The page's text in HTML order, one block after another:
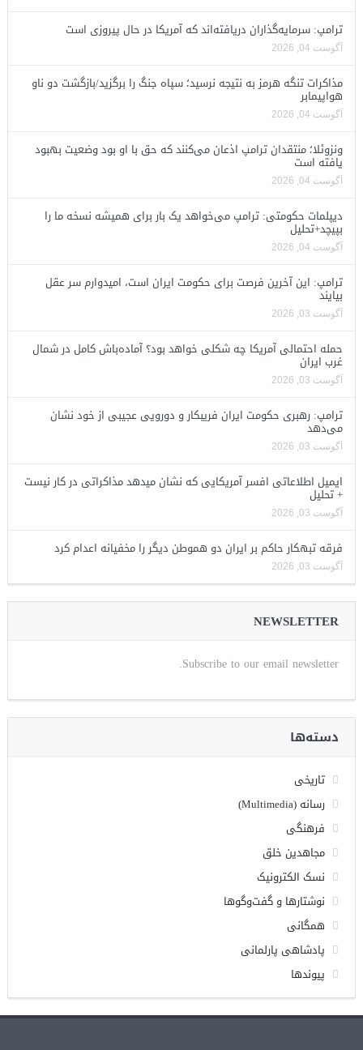
ترامپ: سرمایه‌گذاران دریافته‌اند که آمریکا در حال پیروزی است
آگوست 04, 2026
مذاکرات تنگه هرمز به نتیجه نرسید؛ سپاه جنگ را برگزید/بازگشت دو ناو
هواپیمابر
آگوست 04, 2026
ونزوئلا؛ منتقدان ترامپ اذعان می‌کنند که حق با او بود وضعیت بهبود
یافته است
آگوست 04, 2026
دیپلمات حکومتی: ترامپ می‌خواهد یک بار برای همیشه نسخه ما را
بپیچد+تحلیل
آگوست 04, 2026
ترامپ: این آخرین فرصت برای حکومت ایران است، امیدوارم سر عقل
بیایند
آگوست 03, 2026
حمله احتمالی آمریکا چه شکلی خواهد بود؟ آماده‌باش کامل در شمال
غرب ایران
آگوست 03, 2026
ترامپ: رهبری حکومت ایران فریبکار و دورویی عجیبی از خود نشان
می‌دهد
آگوست 03, 2026
ایمیل اطلاعاتی افسر آمریکایی که نشان میدهد مذاکراتی در کار نیست
+ تحلیل
آگوست 03, 2026
فرقه تبهکار حاکم بر ایران دو هموطن دیگر را مخفیانه اعدام کرد
آگوست 03, 2026
NEWSLETTER
Subscribe to our email newsletter.
دسته‌ها
تاریخی
رسانه (Multimedia)
فرهنگی
مجاهدین خلق
نسک الکترونیک
نوشتارها و گفت‌وگوها
همگانی
پادشاهی پارلمانی
پیوندها